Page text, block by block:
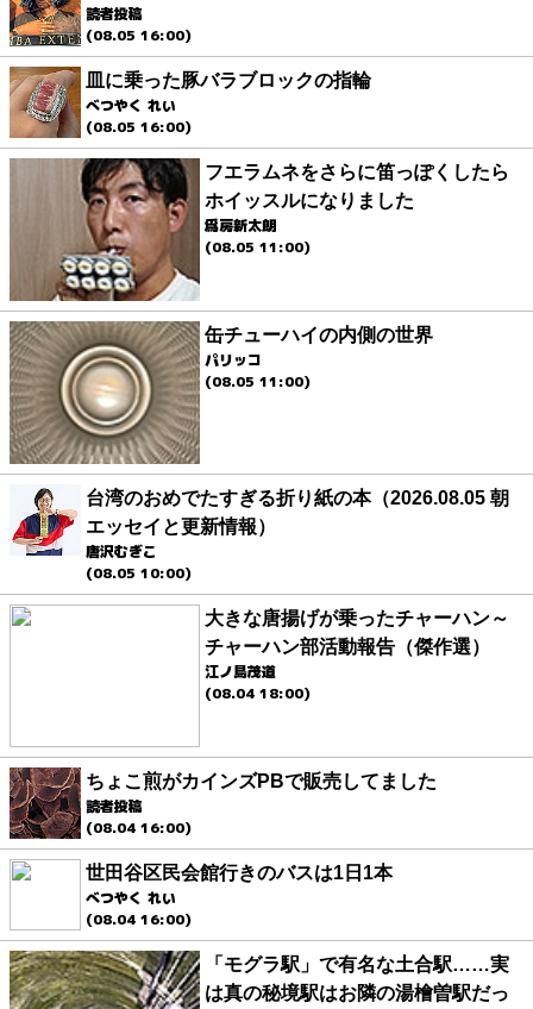
読者投稿
(08.05 16:00)
皿に乗った豚バラブロックの指輪
べつやく れい
(08.05 16:00)
フエラムネをさらに笛っぽくしたら
ホイッスルになりました
爲房新太朗
(08.05 11:00)
缶チューハイの内側の世界
パリッコ
(08.05 11:00)
台湾のおめでたすぎる折り紙の本（2026.08.05 朝
エッセイと更新情報）
唐沢むぎこ
(08.05 10:00)
大きな唐揚げが乗ったチャーハン～
チャーハン部活動報告（傑作選）
江ノ島茂道
(08.04 18:00)
ちょこ煎がカインズPBで販売してました
読者投稿
(08.04 16:00)
世田谷区民会館行きのバスは1日1本
べつやく れい
(08.04 16:00)
「モグラ駅」で有名な土合駅……実
は真の秘境駅はお隣の湯檜曽駅だっ